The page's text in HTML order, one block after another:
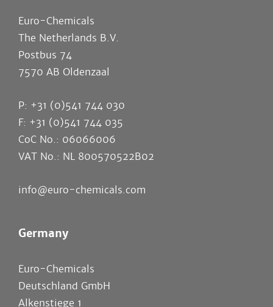
Euro-Chemicals
The Netherlands B.V.
Postbus 74
7570 AB Oldenzaal
P: +31 (0)541 744 030
F: +31 (0)541 744 035
CoC No.: 06066006
VAT No.: NL 800570522B02
info@euro-chemicals.com
Germany
Euro-Chemicals
Deutschland GmbH
Alkenstiege 1